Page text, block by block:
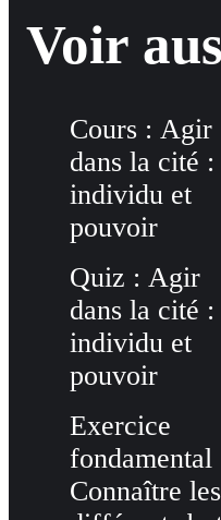
Voir
Cours : Agir
dans la cité :
individu et
pouvoir
Quiz : Agir
dans la cité :
individu et
pouvoir
Exercice
fondamental
Connaître les